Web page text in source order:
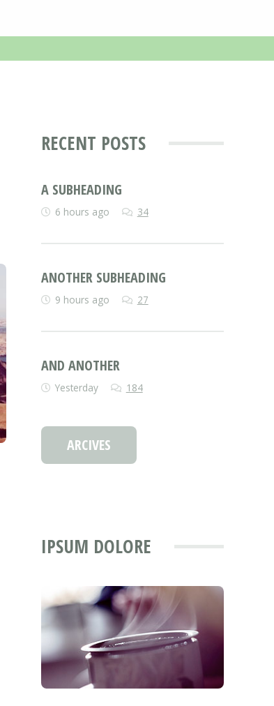
RECENT POSTS
A SUBHEADING
6 hours ago 34
ANOTHER SUBHEADING
9 hours ago 27
AND ANOTHER
Yesterday 184
ARCIVES
IPSUM DOLORE